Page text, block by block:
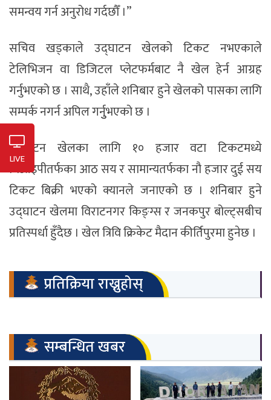
समन्वय गर्न अनुरोध गर्दछौँ ।”
सचिव खड्काले उद्घाटन खेलको टिकट नभएकाले
टेलिभिजन वा डिजिटल प्लेटफर्मबाट नै खेल हेर्न आग्रह
गर्नुभएको छ । साथै, उहाँले शनिबार हुने खेलको पासका लागि
सम्पर्क नगर्न अपिल गर्नुुभएको छ ।
उद्घाटन खेलका लागि १० हजार वटा टिकटमध्ये
भिआइपीतर्फका आठ सय र सामान्यतर्फका नौ हजार दुई सय
टिकट बिक्री भएको क्यानले जनाएको छ । शनिबार हुने
उद्घाटन खेलमा विराटनगर किङ्ग्स र जनकपुर बोल्ट्सबीच
प्रतिस्पर्धा हुँदैछ । खेल त्रिवि क्रिकेट मैदान कीर्तिपुरमा हुनेछ ।
प्रतिक्रिया राख्नुहोस्
सम्बन्धित खबर
LIVE